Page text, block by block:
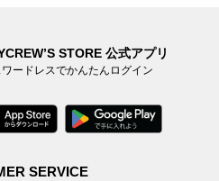
STORE 公式アプリ
ードレスでかんたんログイン
SERVICE